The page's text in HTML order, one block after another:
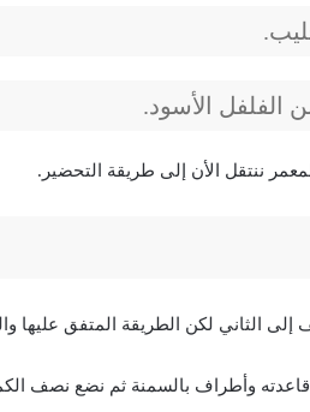
الفلفل الأسود.
ننتقل الأن إلى طريقة التحضير.
الثاني لكن الطريقة المتفق عليها
وأطراف بالسمنة ثم نضع نصف